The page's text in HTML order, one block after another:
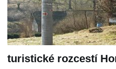
turistické rozcestí